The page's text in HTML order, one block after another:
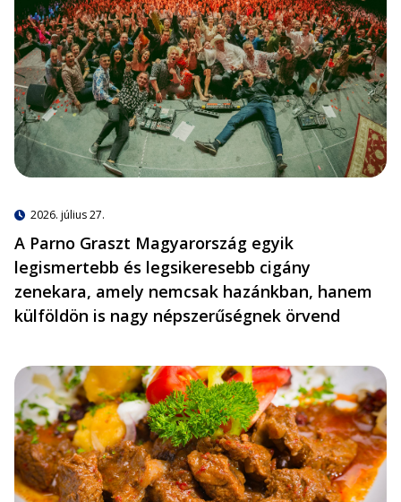
2026. július 27.
A Parno Graszt Magyarország egyik
legismertebb és legsikeresebb cigány
zenekara, amely nemcsak hazánkban, hanem
külföldön is nagy népszerűségnek örvend